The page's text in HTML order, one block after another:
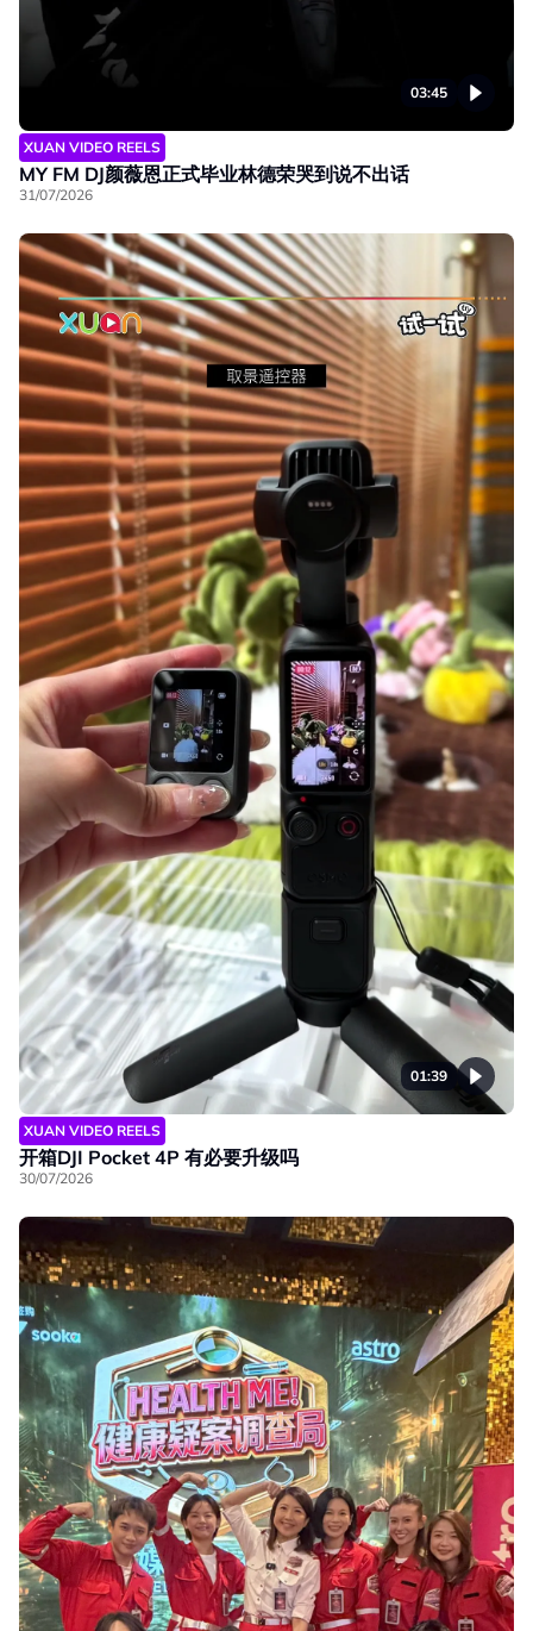
03:45
XUAN VIDEO REELS
MY FM DJ颜薇恩正式毕业林德荣哭到说不出话
31/07/2026
01:39
XUAN VIDEO REELS
开箱DJI Pocket 4P 有必要升级吗
30/07/2026